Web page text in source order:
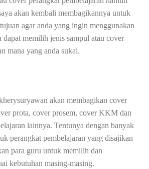
akan kembali membagikannya untuk
agar anda yang ingin menggunakan
dapat memilih jenis sampul atau cover
mana yang anda sukai.
akan membagikan cover
prota, cover prosem, cover KKM dan
lainnya. Tentunya dengan banyak
perangkat pembelajaran yang disajikan
para guru untuk memilih dan
kebutuhan masing-masing.